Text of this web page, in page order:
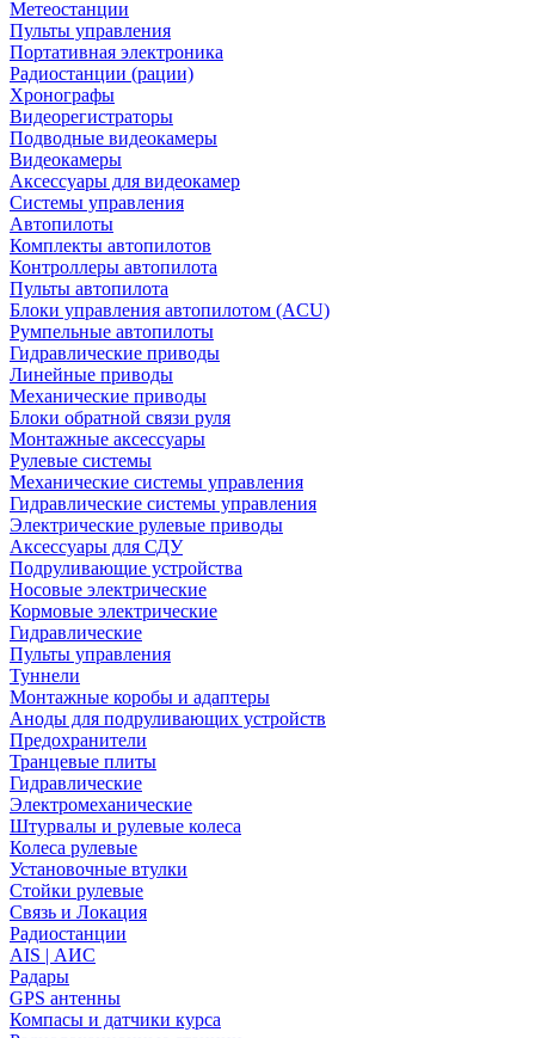
Метеостанции
Пульты управления
Портативная электроника
Радиостанции (рации)
Хронографы
Видеорегистраторы
Подводные видеокамеры
Видеокамеры
Аксессуары для видеокамер
Системы управления
Автопилоты
Комплекты автопилотов
Контроллеры автопилота
Пульты автопилота
Блоки управления автопилотом (ACU)
Румпельные автопилоты
Гидравлические приводы
Линейные приводы
Механические приводы
Блоки обратной связи руля
Монтажные аксессуары
Рулевые системы
Механические системы управления
Гидравлические системы управления
Электрические рулевые приводы
Аксессуары для СДУ
Подруливающие устройства
Носовые электрические
Кормовые электрические
Гидравлические
Пульты управления
Туннели
Монтажные коробы и адаптеры
Аноды для подруливающих устройств
Предохранители
Транцевые плиты
Гидравлические
Электромеханические
Штурвалы и рулевые колеса
Колеса рулевые
Установочные втулки
Стойки рулевые
Связь и Локация
Радиостанции
AIS | АИС
Радары
GPS антенны
Компасы и датчики курса